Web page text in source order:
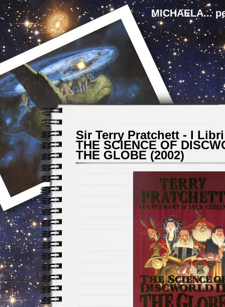
MICHAELA...
Sir Terry Pratchett - I Libri
THE SCIENCE OF
THE GLOBE (2002)